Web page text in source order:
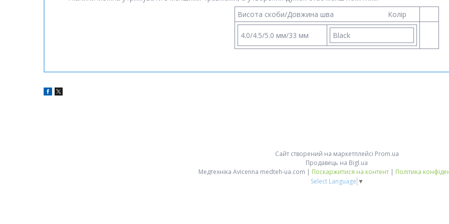
Висота скоби/Довжина шва Колір
4.0/4.5/5.0 мм/33 мм Black
Сайт створений на маркетплейсі Prom.ua
Продавець на Bigl.ua
Медтехніка Avicenna medteh-ua.com | Поскаржитися на контент | Політика
Select Language ▼